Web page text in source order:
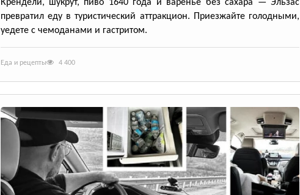
Крендели, шукрут, пиво 1640 года и варенье без сахара — Эльзас
превратил еду в туристический аттракцион. Приезжайте голодными,
уедете с чемоданами и гастритом.
Еда и рецепты 4 400